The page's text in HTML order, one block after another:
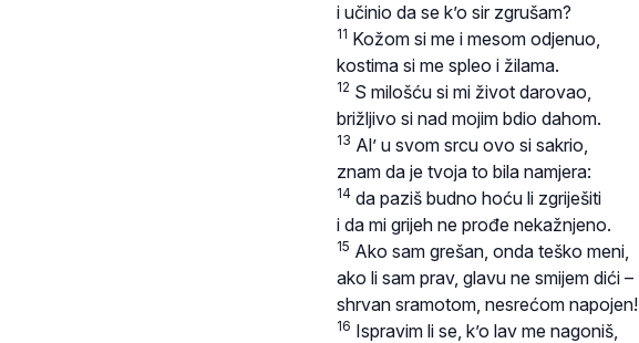
i učinio da se k’o sir zgrušam?
11 Kožom si me i mesom odjenuo,
kostima si me spleo i žilama.
12 S milošću si mi život darovao,
brižljivo si nad mojim bdio dahom.
13 Al’ u svom srcu ovo si sakrio,
znam da je tvoja to bila namjera:
14 da paziš budno hoću li zgriješiti
i da mi grijeh ne prođe nekažnjeno.
15 Ako sam grešan, onda teško meni,
ako li sam prav, glavu ne smijem dići –
shrvan sramotom, nesrećom napojen!
16 Ispravim li se, k’o lav me nagoniš,